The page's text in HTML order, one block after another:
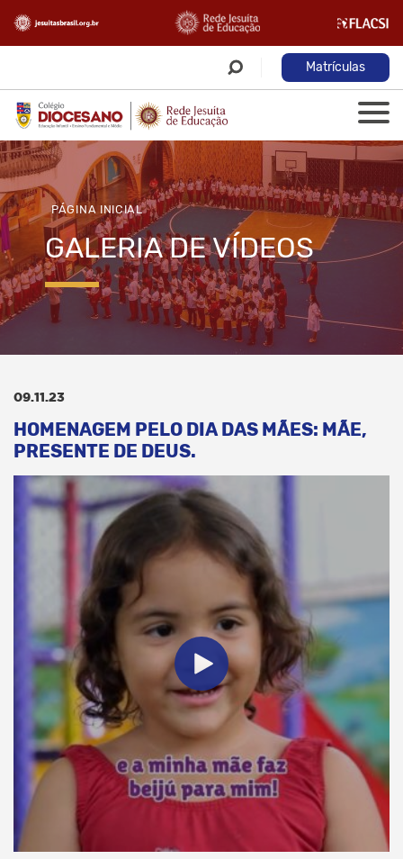
Matrículas
PÁGINA INICIAL
GALERIA DE VÍDEOS
09.11.23
HOMENAGEM PELO DIA DAS MÃES: MÃE,
PRESENTE DE DEUS.